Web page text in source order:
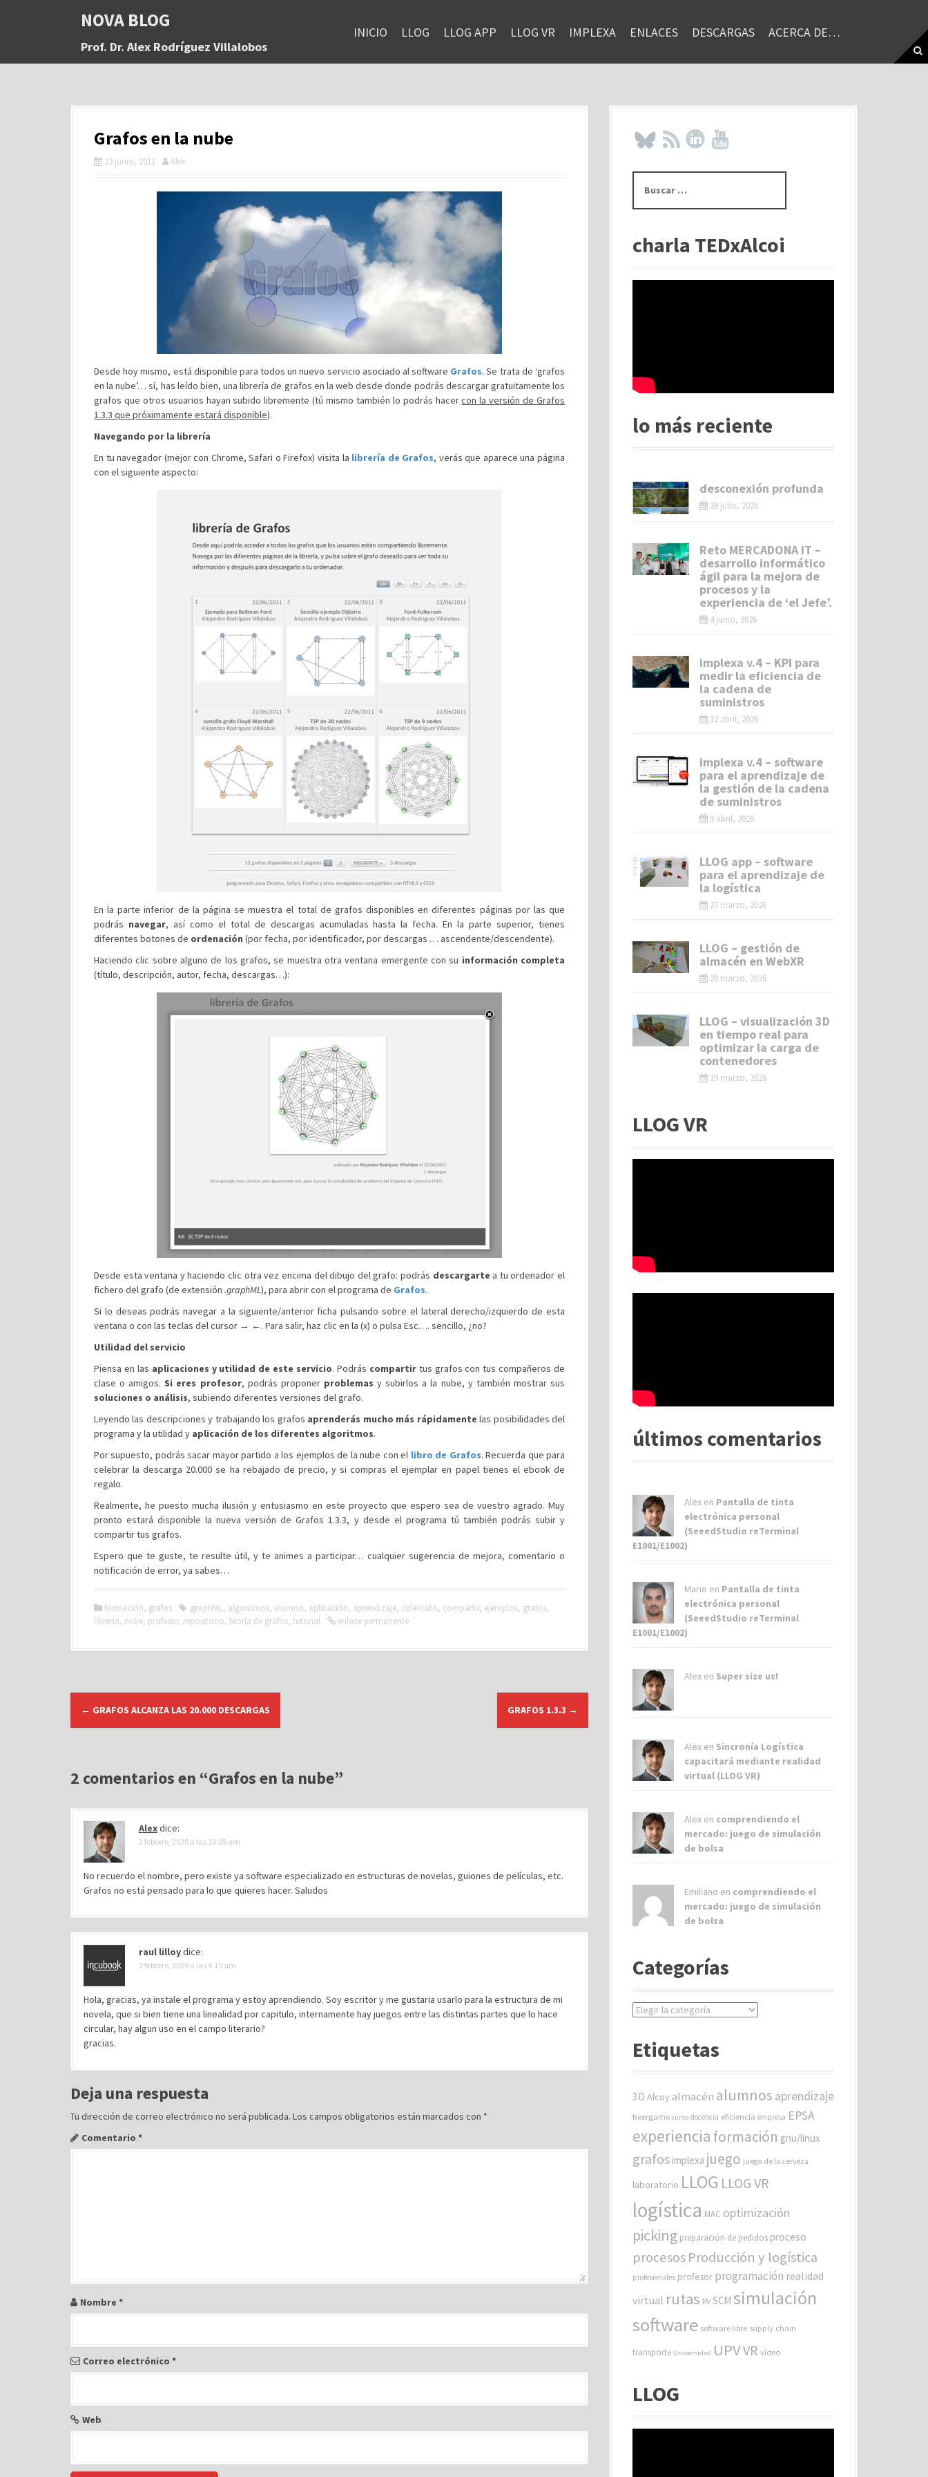
a
NOVA BLOG
Prof. Dr. Alex Rodríguez Villalobos
INICIO LLOG LLOG APP LLOG VR IMPLEXA ENLACES DESCARGAS ACERCA DE…
Grafos en la nube
23 junio, 2011 Alex
Desde hoy mismo, está disponible para todos un nuevo servicio asociado al software Grafos. Se trata de ‘grafos
en la nube’… sí, has leído bien, una librería de grafos en la web desde donde podrás descargar gratuitamente los
grafos que otros usuarios hayan subido libremente (tú mismo también lo podrás hacercon la versión de Grafos
1.3.3 que próximamente estará disponible).
Navegando por la librería
En tu navegador (mejor con Chrome, Safari o Firefox) visita la librería de Grafos, verás que aparece una página
con el siguiente aspecto:
En la parte inferior de la página se muestra el total de grafos disponibles en diferentes páginas por las que
podrás navegar, así como el total de descargas acumuladas hasta la fecha. En la parte superior, tienes
diferentes botones de ordenación (por fecha, por identificador, por descargas … ascendente/descendente).
Haciendo clic sobre alguno de los grafos, se muestra otra ventana emergente con su información completa
(título, descripción, autor, fecha, descargas…):
Desde esta ventana y haciendo clic otra vez encima del dibujo del grafo: podrás descargarte a tu ordenador el
fichero del grafo (de extensión .graphML), para abrir con el programa de Grafos.
Si lo deseas podrás navegar a la siguiente/anterior ficha pulsando sobre el lateral derecho/izquierdo de esta
ventana o con las teclas del cursor → ←. Para salir, haz clic en la (x) o pulsa Esc…. sencillo, ¿no?
Utilidad del servicio
Piensa en las aplicaciones y utilidad de este servicio. Podrás compartirtus grafos con tus compañeros de
clase o amigos. Si eres profesor, podrás proponer problemas y subirlos a la nube, y también mostrar sus
soluciones o análisis, subiendo diferentes versiones del grafo.
Leyendo las descripciones y trabajando los grafos aprenderás mucho más rápidamente las posibilidades del
programa y la utilidad y aplicación de los diferentes algoritmos.
Por supuesto, podrás sacar mayor partido a los ejemplos de la nube con el libro de Grafos. Recuerda que para
celebrar la descarga 20.000 se ha rebajado de precio, y si compras el ejemplar en papel tienes el ebook de
regalo.
Realmente, he puesto mucha ilusión y entusiasmo en este proyecto que espero sea de vuestro agrado. Muy
pronto estará disponible la nueva versión de Grafos 1.3.3, y desde el programa tú también podrás subir y
compartir tus grafos.
Espero que te guste, te resulte útil, y te animes a participar… cualquier sugerencia de mejora, comentario o
notificación de error, ya sabes…
formación, grafos .graphML, algoritmos, alumno, aplicación, aprendizaje, colección, compartir, ejemplos, grafos,
librería, nube, profesor, repositorio, teoría de grafos, tutorial enlace permanente
g
e
e
s
← GRAFOS ALCANZA LAS 20.000 DESCARGAS GRAFOS 1.3.3 →
2 comentarios en “Grafos en la nube”
Alexdice:
2 febrero, 2020 a las 10:05 am
No recuerdo el nombre, pero existe ya software especializado en estructuras de novelas, guiones de películas, etc.
Grafos no está pensado para lo que quieres hacer. Saludos
raul lilloydice:
2 febrero, 2020 a las 4:19 am
Hola, gracias, ya instale el programa y estoy aprendiendo. Soy escritor y me gustaria usarlo para la estructura de mi
novela, que si bien tiene una linealidad por capitulo, internamente hay juegos entre las distintas partes que lo hace
circular, hay algun uso en el campo literario?
gracias.
Deja una respuesta
Tu dirección de correo electrónico no será publicada. Los campos obligatorios están marcados con *
Comentario *
Nombre *
Correo electrónico *
Web
s
rcharla TEDxAlcoi
lo más reciente
desconexión profunda
28 julio, 2026
Reto MERCADONA IT –
desarrollo informático
ágil para la mejora de
procesos y la
experiencia de ‘el Jefe’.
4 junio, 2026
implexa v.4 – KPI para
medir la eficiencia de
la cadena de
suministros
12 abril, 2026
implexa v.4 – software
para el aprendizaje de
la gestión de la cadena
de suministros
9 abril, 2026
LLOG app – software
para el aprendizaje de
la logística
27 marzo, 2026
LLOG – gestión de
almacén en WebXR
20 marzo, 2026
LLOG – visualización 3D
en tiempo real para
optimizar la carga de
contenedores
19 marzo, 2026
LLOG VR
últimos comentarios
Alex en Pantalla de tinta
electrónica personal
(SeeedStudio reTerminal
E1001/E1002)
Mario en Pantalla de tinta
electrónica personal
(SeeedStudio reTerminal
E1001/E1002)
Alex en Super size us!
Alex en Sincronía Logística
capacitará mediante realidad
virtual (LLOG VR)
Alex en comprendiendo el
mercado: juego de simulación
de bolsa
Emiliano en comprendiendo el
mercado: juego de simulación
de bolsa
Categorías
C
e
r
s
Etiquetas
3D Alcoy almacén alumnos aprendizaje
beergame curso docencia eficiencia empresa EPSA
experiencia formación gnu/linux
grafos implexa juego juego de la cerveza
laboratorio LLOG LLOG VR
logística MAC optimización
picking preparación de pedidos proceso
procesosProducción y logística
profesionales profesor programación realidad
virtual rutas RV SCM simulación
software software libre supply chain
transporte Universidad UPVVR vídeo
LLOG